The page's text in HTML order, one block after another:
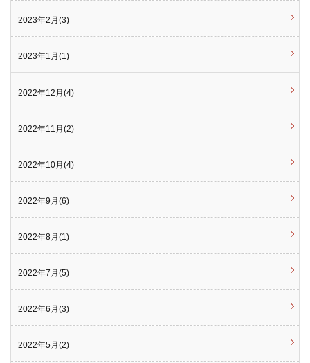
2023年2月(3)
2023年1月(1)
2022年12月(4)
2022年11月(2)
2022年10月(4)
2022年9月(6)
2022年8月(1)
2022年7月(5)
2022年6月(3)
2022年5月(2)